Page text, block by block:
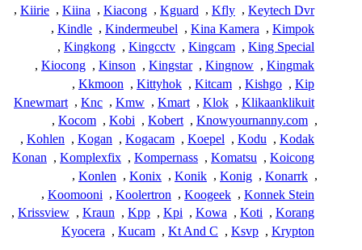
Keytech Dvr
,
Kfly
,
Kguard
,
Kiacong
,
Kiina
,
Kiirie
,
Kimpok
,
Kina Kamera
,
Kindermeubel
,
Kindle
,
King Special
,
Kingcam
,
Kingcctv
,
Kingkong
,
Kingmak
,
Kingnow
,
Kingstar
,
Kinson
,
Kiocong
,
Kip
,
Kishgo
,
Kitcam
,
Kittyhok
,
Kkmoon
,
Klikaanklikuit
,
Klok
,
Kmart
,
Kmw
,
Knc
,
Knewmart
,
Knowyournanny.com
,
Kobert
,
Kobi
,
Kocom
,
Kodak
,
Kodu
,
Koepel
,
Kogacam
,
Kogan
,
Kohlen
,
Koicong
,
Komatsu
,
Kompernass
,
Komplexfix
,
Konan
,
Konarrk
,
Konig
,
Konik
,
Konix
,
Konlen
,
Konnek Stein
,
Koogeek
,
Koolertron
,
Koomooni
,
Korang
,
Koti
,
Kowa
,
Kpi
,
Kpp
,
Kraun
,
Krissview
,
Krypton
,
Ksvp
,
Kt And C
,
Kucam
,
Kyocera